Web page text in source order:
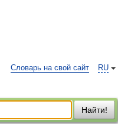
RU
Словарь на свой сайт
Найти!